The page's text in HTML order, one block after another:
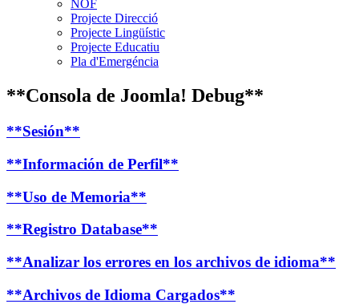
NOF
Projecte Direcció
Projecte Lingüístic
Projecte Educatiu
Pla d'Emergéncia
**Consola de Joomla! Debug**
**Sesión**
**Información de Perfil**
**Uso de Memoria**
**Registro Database**
**Analizar los errores en los archivos de idioma**
**Archivos de Idioma Cargados**